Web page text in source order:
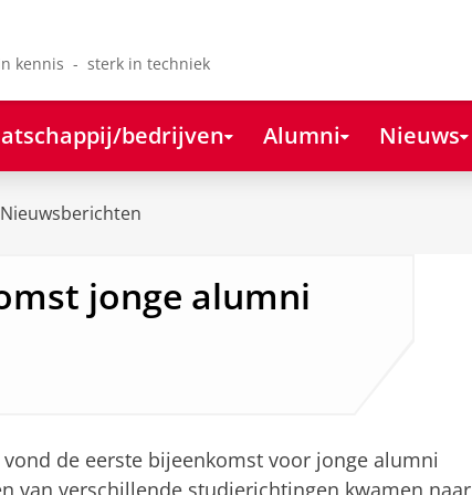
kennis - sterk in techniek
bedrijven Alumni Nieuws
Nieuwsberichten
jonge alumni
de eerste bijeenkomst voor jonge alumni
van verschillende studierichtingen kwamen naar